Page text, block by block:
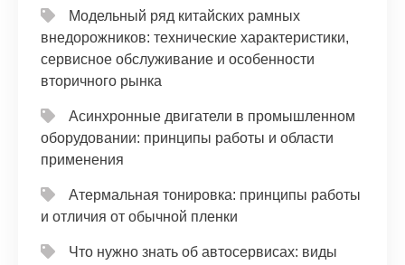
Модельный ряд китайских рамных
внедорожников: технические характеристики,
сервисное обслуживание и особенности
вторичного рынка
Асинхронные двигатели в промышленном
оборудовании: принципы работы и области
применения
Атермальная тонировка: принципы работы
и отличия от обычной пленки
Что нужно знать об автосервисах: виды